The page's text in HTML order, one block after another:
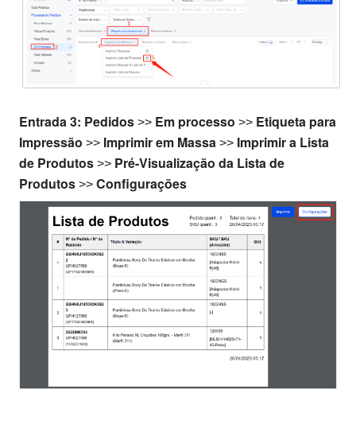
Entrada 3: Pedidos >> Em processo >> Etiqueta para
Impressão >> Imprimir em Massa >> Imprimira Lista
de Produtos >> Pré-Visualização da Lista de
Produtos >> Configurações